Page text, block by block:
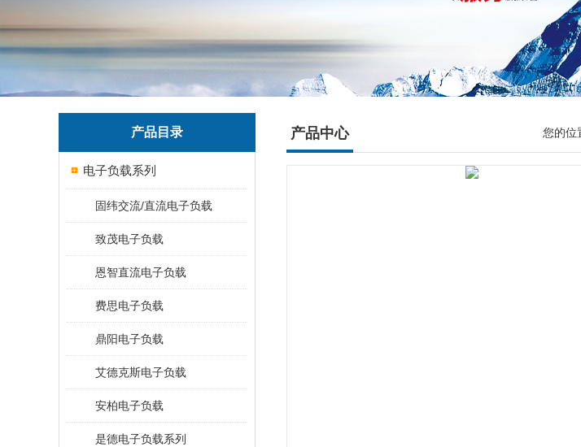
产品目录
电子负载系列
固纬交流/直流电子负载
致茂电子负载
恩智直流电子负载
费思电子负载
鼎阳电子负载
艾德克斯电子负载
安柏电子负载
是德电子负载系列
产品中心 您的位